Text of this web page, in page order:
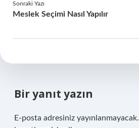
Sonraki Yazı
Meslek Seçimi Nasıl Yapılır
Bir yanıt yazın
E-posta adresiniz yayınlanmayacak.